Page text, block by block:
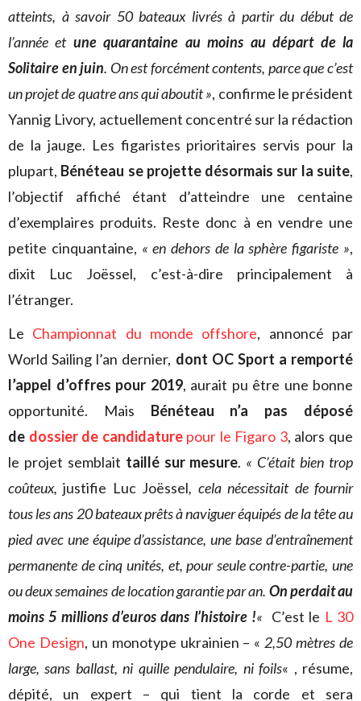
atteints, à savoir 50 bateaux livrés à partir du début de
l’année et une quarantaine au moins au départ de la
Solitaire en juin. On est forcément contents, parce que c’est
un projet de quatre ans qui aboutit », confirme le président
Yannig Livory, actuellement concentré sur la rédaction
de la jauge. Les figaristes prioritaires servis pour la
plupart, Bénéteau se projette désormais sur la suite,
l’objectif affiché étant d’atteindre une centaine
d’exemplaires produits. Reste donc à en vendre une
petite cinquantaine, « en dehors de la sphère figariste »,
dixit Luc Joëssel, c’est-à-dire principalement à
l’étranger.
Le Championnat du monde offshore, annoncé par
World Sailing l’an dernier, dont OC Sport a remporté
l’appel d’offres pour 2019, aurait pu être une bonne
opportunité. Mais Bénéteau n’a pas déposé
de dossier de candidaturepour le Figaro 3, alors que
le projet semblait taillé sur mesure. « C’était bien trop
coûteux,justifie Luc Joëssel, cela nécessitait de fournir
tous les ans 20 bateaux prêts à naviguer équipés de la tête au
pied avec une équipe d’assistance, une base d’entraînement
permanente de cinq unités, et, pour seule contre-partie, une
ou deux semaines de location garantie par an. On perdait au
moins 5 millions d’euros dans l’histoire !« C’est le L 30
One Design, un monotype ukrainien – « 2,50 mètres de
large, sans ballast, ni quille pendulaire, ni foils« , résume,
dépité, un expert – qui tient la corde et sera